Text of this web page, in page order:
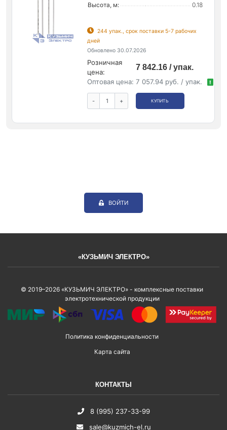
Высота, м:
0.18
244 упак., срок поставки 5-7 рабочих
дней
Обновлено 30.07.2026
Розничная
цена:
7 842.16 / упак.
Оптовая цена: 7 057.94 руб. / упак. !
- + КУПИТЬ
ВОЙТИ
«КУЗЬМИЧ ЭЛЕКТРО»
© 2019–2026 «КУЗЬМИЧ ЭЛЕКТРО» - комплексные поставки
электротехнической продукции
Политика конфиденциальности
Карта сайта
КОНТАКТЫ
8 (995) 237-33-99
sale@kuzmich-el.ru